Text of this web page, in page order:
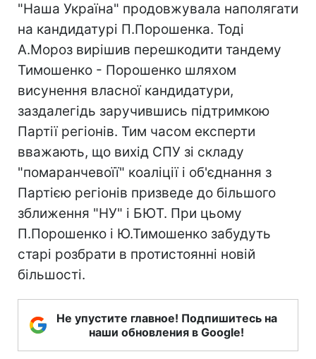
"Наша Україна" продовжувала наполягати
на кандидатурі П.Порошенка. Тоді
А.Мороз вирішив перешкодити тандему
Тимошенко - Порошенко шляхом
висунення власної кандидатури,
заздалегідь заручившись підтримкою
Партії регіонів. Тим часом експерти
вважають, що вихід СПУ зі складу
"помаранчевоїї" коаліції і об'єднання з
Партією регіонів призведе до більшого
зближення "НУ" і БЮТ. При цьому
П.Порошенко і Ю.Тимошенко забудуть
старі розбрати в протистоянні новій
більшості.
Не упустите главное! Подпишитесь на
наши обновления в Google!